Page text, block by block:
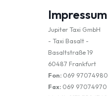
Impressum
Jupiter Taxi GmbH
- Taxi Basalt -
Basaltstraße 19
60487 Frankfurt
Fon: 069 97074980
Fax: 069 97074970